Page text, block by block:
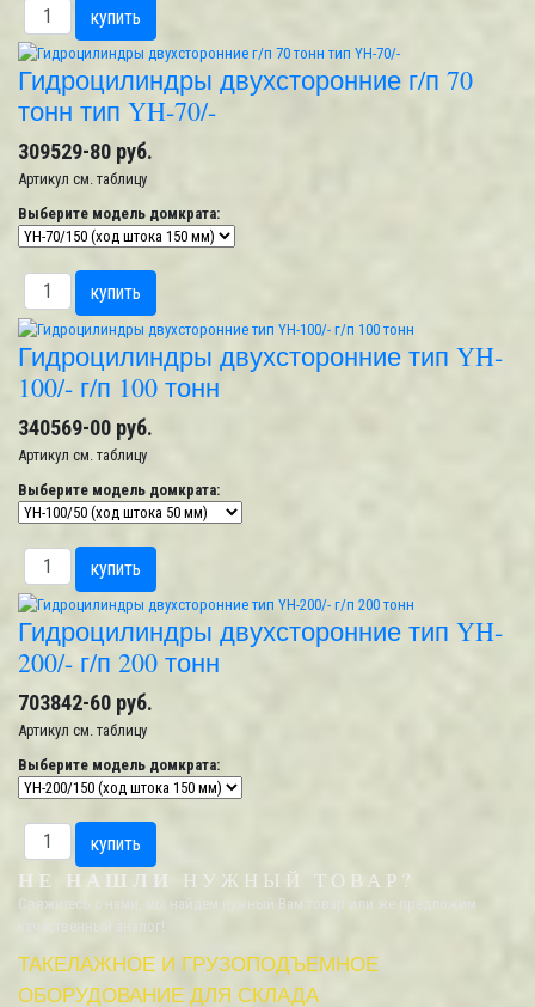
Гидроцилиндры двухсторонние г/п 70
тонн тип YH-70/-
309529-80 руб.
Артикул см. таблицу
Выберите модель домкрата:
Гидроцилиндры двухсторонние тип YH-
100/- г/п 100 тонн
340569-00 руб.
Артикул см. таблицу
Выберите модель домкрата:
Гидроцилиндры двухсторонние тип YH-
200/- г/п 200 тонн
703842-60 руб.
Артикул см. таблицу
Выберите модель домкрата:
НЕ НАШЛИ НУЖНЫЙ ТОВАР?
Свяжитесь с нами, мы найдем нужный Вам товар или же предложим
качественный аналог!
ТАКЕЛАЖНОЕ И ГРУЗОПОДЪЕМНОЕ
ОБОРУДОВАНИЕ ДЛЯ СКЛАДА